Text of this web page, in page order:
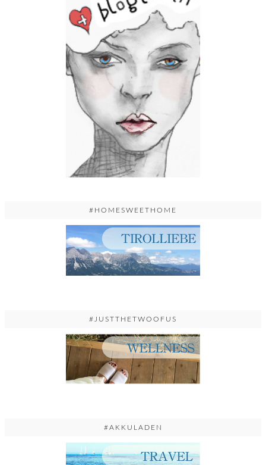
#HOMESWEETHOME
#JUSTTHETWOOFUS
#AKKULADEN